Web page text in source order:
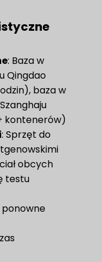
: Baza w
Qingdao
baza w
kontenerów)
: Sprzęt do
obcych
testu
ponowne